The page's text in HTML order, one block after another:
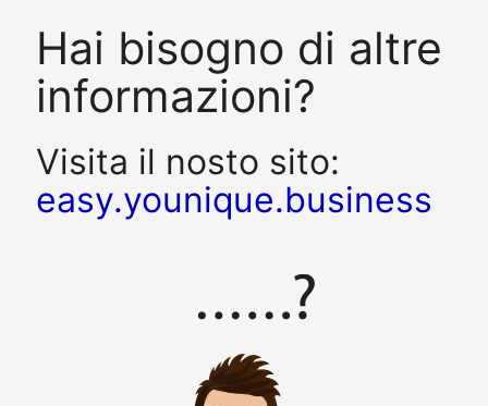
Hai bisogno di altre
informazioni?
Visita il nosto sito:
easy.younique.business